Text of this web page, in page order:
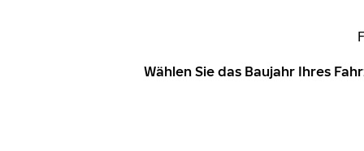
Wählen Sie das Baujahr Ihres